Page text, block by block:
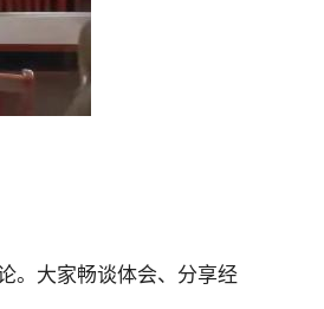
。大家畅谈体会、分享经